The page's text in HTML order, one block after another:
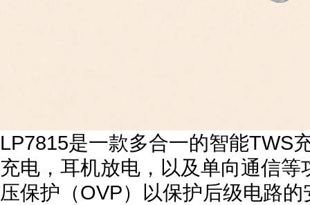
LP7815是一款多合一的智能TWS
充电，耳机放电，以及单向通信
压保护（OVP）以保护后级电路